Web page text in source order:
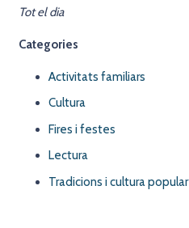
Tot el dia
Categories
Activitats familiars
Cultura
Fires i festes
Lectura
Tradicions i cultura popular